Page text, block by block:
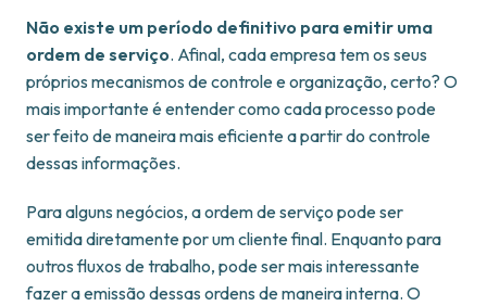
Não existe um período definitivo para emitir uma
ordem de serviço. Afinal, cada empresa tem os seus
próprios mecanismos de controle e organização, certo? O
mais importante é entender como cada processo pode
ser feito de maneira mais eficiente a partir do controle
dessas informações.
Para alguns negócios, a ordem de serviço pode ser
emitida diretamente por um cliente final. Enquanto para
outros fluxos de trabalho, pode ser mais interessante
fazer a emissão dessas ordens de maneira interna. O